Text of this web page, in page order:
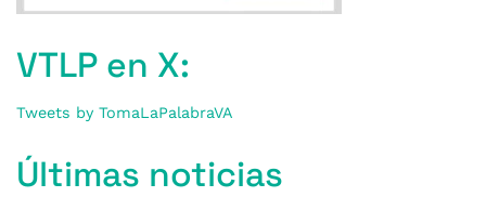
VTLP en X:
Tweets by TomaLaPalabraVA
Últimas noticias